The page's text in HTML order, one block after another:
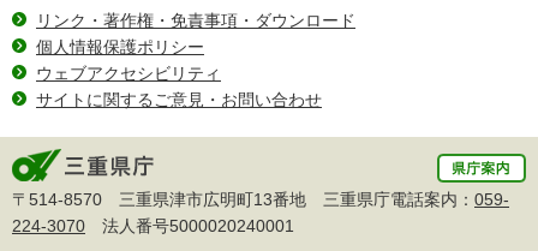
リンク・著作権・免責事項・ダウンロード
個人情報保護ポリシー
ウェブアクセシビリティ
サイトに関するご意見・お問い合わせ
〒514-8570 三重県津市広明町13番地 三重県庁電話案内： 059-
224-3070 法人番号5000020240001